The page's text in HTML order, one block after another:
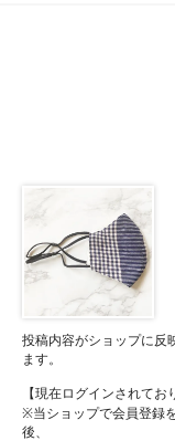
投稿内容がショップに反
ます。
【現在ログインされてお
※当ショップで会員登録
後、